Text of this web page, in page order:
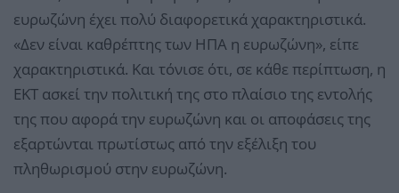
ευρωζώνη έχει πολύ διαφορετικά χαρακτηριστικά.
«Δεν είναι καθρέπτης των ΗΠΑ η ευρωζώνη», είπε
χαρακτηριστικά. Και τόνισε ότι, σε κάθε περίπτωση, η
ΕΚΤ ασκεί την πολιτική της στο πλαίσιο της εντολής
της που αφορά την ευρωζώνη και οι αποφάσεις της
εξαρτώνται πρωτίστως από την εξέλιξη του
πληθωρισμού στην ευρωζώνη.